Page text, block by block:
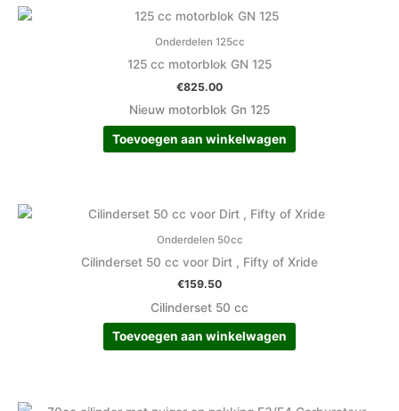
Onderdelen 125cc
125 cc motorblok GN 125
€825.00
Nieuw motorblok Gn 125
Toevoegen aan winkelwagen
Onderdelen 50cc
Cilinderset 50 cc voor Dirt , Fifty of Xride
€159.50
Cilinderset 50 cc
Toevoegen aan winkelwagen